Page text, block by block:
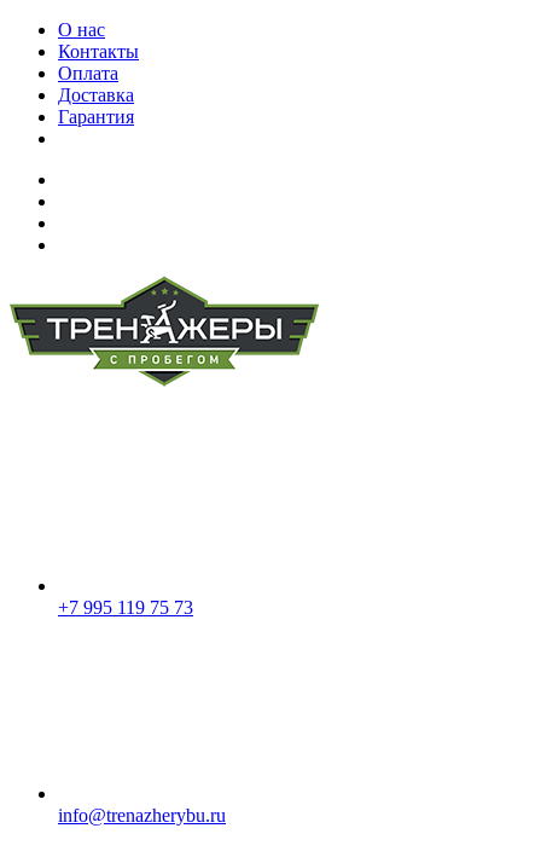
О нас
Контакты
Оплата
Доставка
Гарантия
+7 995 119 75 73
info@trenazherybu.ru